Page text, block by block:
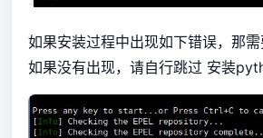
如果安装过程中出现如下错误，那需
如果没有出现，请自行跳过 安装